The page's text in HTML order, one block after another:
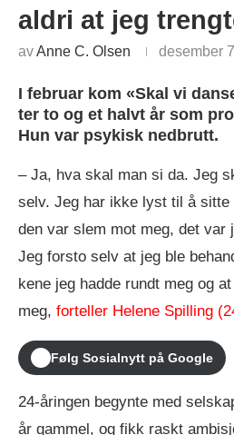
aldri at jeg
avAnne C. Olsen desember
I feb­ruar kom «Skal vi
ter to og et halvt år som
Hun var psy­kisk ned­brutt.
– Ja, hva skal man si da. Jeg
selv. Jeg har ikke lyst til å sit­te
den var slem mot meg, det var
Jeg for­sto selv at jeg ble
ke­ne jeg had­de rundt meg og
meg, for­tel­ler He­le­ne Spilling
Følg Sosialnytt på Google
24-åringen be­gyn­te med
år gam­mel, og fikk raskt